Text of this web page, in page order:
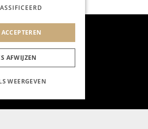
AFWIJZEN
WEERGEVEN